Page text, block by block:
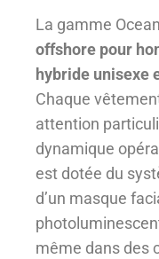
La gamme
offshore pour
hybride unisexe
Chaque
attention
dynamique
est dotée du
d’un masque
même dans des